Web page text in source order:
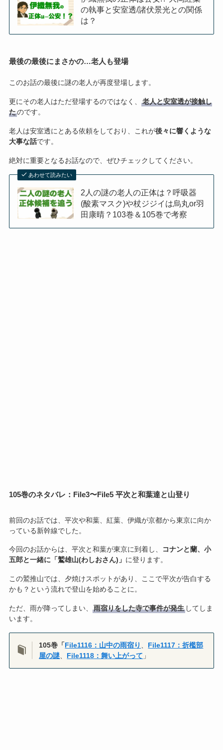
の執事と安室透/諸伏景光との関係
は？
最後の最後にまさかの…老人も登場
このお話の最後に謎の老人が再度登場します。
更にその老人はただ登場するのではなく、
老人と安室透が接触し
たのです。
老人は安室透にとある依頼をしており、これが後々に響くような
大事な話です。
絶対に重要となるお話なので、ぜひチェックしてください。
あわせて読みたい
2人の謎の老人の正体は？呼吸器
(酸素マスク)や杖ジジイは烏丸or羽
田康晴？103巻＆105巻で考察
105巻のネタバレ：File3〜File5 平次と和葉達と山登り
前回のお話では、平次や和葉、紅葉、伊織が京都から東京に向か
っている新幹線でした。
今回のお話からは、平次と和葉が東京に到着し、
コナンと蘭、小
五郎と一緒に「鷲雄山(わしおさん)」 に登ります。
この鷲推山では、夕焼けスポットがあり、ここで平次が告白する
かも？という流れで登山を始めることに。
ただ、雨が降ってしまい、 雨宿りをした寺で事件が発生してしま
います。
105巻「File1116：山中の雨宿り
File1117：折檻部
屋の謎
File1118：舞い上がって 」